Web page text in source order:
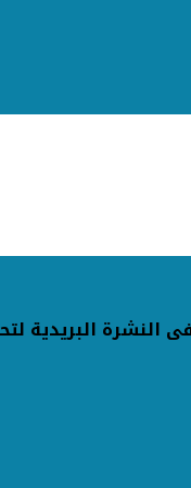
النشرة البريدية